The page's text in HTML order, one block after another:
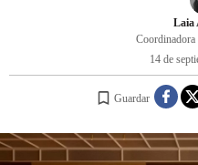
Laia
14 de
Guardar